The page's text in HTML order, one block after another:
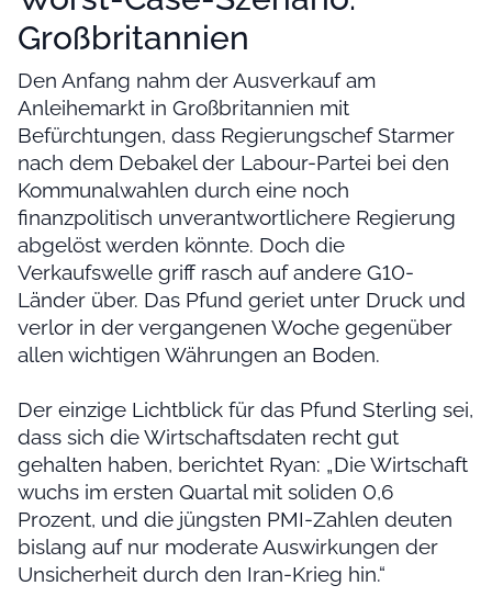
Großbritannien
Den Anfang nahm der Ausverkauf am
Anleihemarkt in Großbritannien mit
Befürchtungen, dass Regierungschef Starmer
nach dem Debakel der Labour-Partei bei den
Kommunalwahlen durch eine noch
finanzpolitisch unverantwortlichere Regierung
abgelöst werden könnte. Doch die
Verkaufswelle griff rasch auf andere G10-
Länder über. Das Pfund geriet unter Druck und
verlor in der vergangenen Woche gegenüber
allen wichtigen Währungen an Boden.
Der einzige Lichtblick für das Pfund Sterling sei,
dass sich die Wirtschaftsdaten recht gut
gehalten haben, berichtet Ryan: „Die Wirtschaft
wuchs im ersten Quartal mit soliden 0,6
Prozent, und die jüngsten PMI-Zahlen deuten
bislang auf nur moderate Auswirkungen der
Unsicherheit durch den Iran-Krieg hin.“